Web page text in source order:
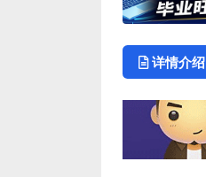
详情介绍